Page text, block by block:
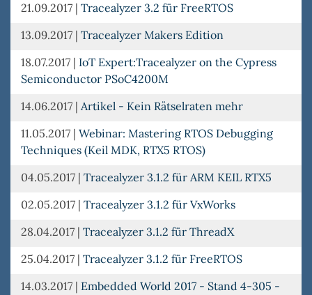
21.09.2017 | Tracealyzer 3.2 für FreeRTOS
13.09.2017 | Tracealyzer Makers Edition
18.07.2017 | IoT Expert:Tracealyzer on the Cypress
Semiconductor PSoC4200M
14.06.2017 | Artikel - Kein Rätselraten mehr
11.05.2017 | Webinar: Mastering RTOS Debugging
Techniques (Keil MDK, RTX5 RTOS)
04.05.2017 | Tracealyzer 3.1.2 für ARM KEIL RTX5
02.05.2017 | Tracealyzer 3.1.2 für VxWorks
28.04.2017 | Tracealyzer 3.1.2 für ThreadX
25.04.2017 | Tracealyzer 3.1.2 für FreeRTOS
14.03.2017 | Embedded World 2017 - Stand 4-305 -